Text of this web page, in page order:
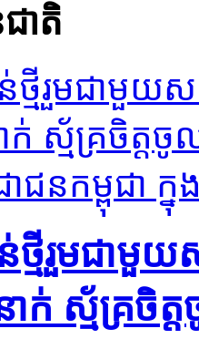
ាតិ
ថ្មីរួមជាមួ
ក់ ស្ម័គ្រចិ